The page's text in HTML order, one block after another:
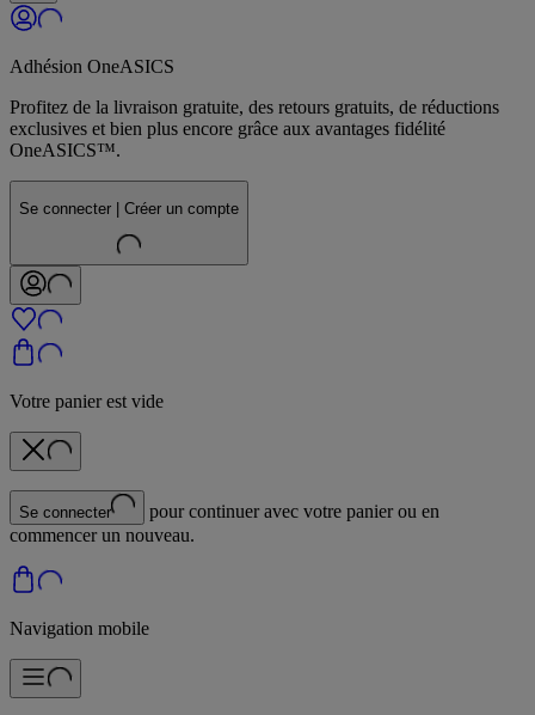
Adhésion OneASICS
Profitez de la livraison gratuite, des retours gratuits, de réductions
exclusives et bien plus encore grâce aux avantages fidélité
OneASICS™.
Se connecter | Créer un compte
Votre panier est vide
Se connecter
pour continuer avec votre panier ou en
commencer un nouveau.
Navigation mobile